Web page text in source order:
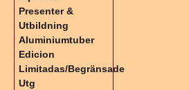
Presenter &
Utbildning
Aluminiumtuber
Edicion
Limitadas/Begränsade
Utg